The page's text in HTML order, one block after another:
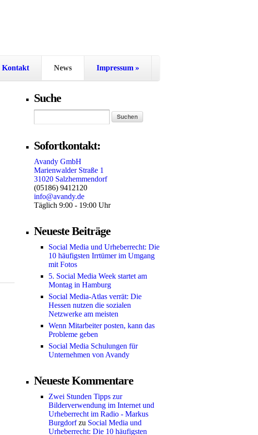
Kontakt News Impressum »
Suche
Sofortkontakt:
Avandy GmbH
Marienwalder Straße 1
31020 Salzhemmendorf
(05186) 9412120
info@avandy.de
Täglich 9:00 - 19:00 Uhr
Neueste Beiträge
Social Media und Urheberrecht: Die
10 häufigsten Irrtümer im Umgang
mit Fotos
5. Social Media Week startet am
Montag in Hamburg
Social Media-Atlas verrät: Die
Hessen nutzen die sozialen
Netzwerke am meisten
Wenn Mitarbeiter posten, kann das
Probleme geben
Social Media Schulungen für
Unternehmen von Avandy
Neueste Kommentare
Zwei Stunden Tipps zur
Bilderverwendung im Internet und
Urheberrecht im Radio - Markus
Burgdorfzu Social Media und
Urheberrecht: Die 10 häufigsten